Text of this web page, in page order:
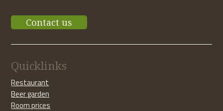
Contact us
Quicklinks
Restaurant
Beer garden
Room prices